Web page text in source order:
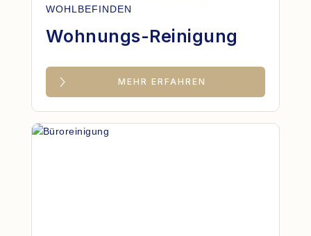
WOHLBEFINDEN
Wohnungs-Reinigung
MEHR ERFAHREN